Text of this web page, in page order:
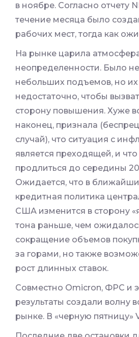
в ноябре. Согласно отчету
течение месяца было
рабочих мест, тогда как
На рынке царила
неопределенности. Было
небольших подъемов, но
недостаточно, чтобы
сторону повышения. Хуже
наконец, признала
случай), что ситуация с
является преходящей, и
продлиться до середины
Ожидается, что в
кредитная политика
США изменится в сторону
тона раньше, чем
сокращение объемов
за горами, но также
рост длинных ставок.
Совместно Omicron, ФРС и
результаты создали волну
рынке. В «черную пятницу»